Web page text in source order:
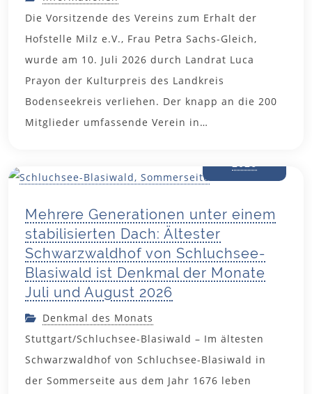
Die Vorsitzende des Vereins zum Erhalt der
Hofstelle Milz e.V., Frau Petra Sachs-Gleich,
wurde am 10. Juli 2026 durch Landrat Luca
Prayon der Kulturpreis des Landkreis
Bodenseekreis verliehen. Der knapp an die 200
Mitglieder umfassende Verein in…
Mehrere Generationen unter einem
stabilisierten Dach: Ältester
Schwarzwaldhof von Schluchsee-
Blasiwald ist Denkmal der Monate
Juli und August 2026
2026
Denkmal des Monats
Stuttgart/Schluchsee-Blasiwald – Im ältesten
Schwarzwaldhof von Schluchsee-Blasiwald in
der Sommerseite aus dem Jahr 1676 leben